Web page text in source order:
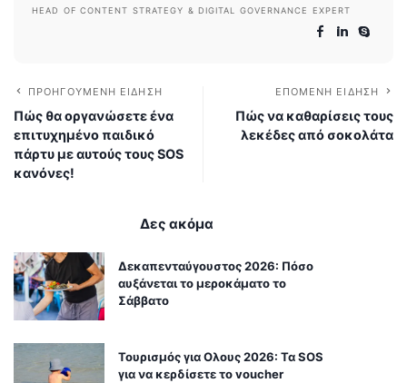
HEAD OF CONTENT STRATEGY & DIGITAL GOVERNANCE EXPERT
ΠΡΟΗΓΟΎΜΕΝΗ ΕΊΔΗΣΗ
Πώς θα οργανώσετε ένα
επιτυχημένο παιδικό
πάρτυ με αυτούς τους SOS
κανόνες!
ΕΠΌΜΕΝΗ ΕΊΔΗΣΗ
Πώς να καθαρίσεις τους
λεκέδες από σοκολάτα
Δες ακόμα
Δεκαπενταύγουστος 2026: Πόσο
αυξάνεται το μεροκάματο το
Σάββατο
Τουρισμός για Ολους 2026: Τα SOS
για να κερδίσετε το voucher